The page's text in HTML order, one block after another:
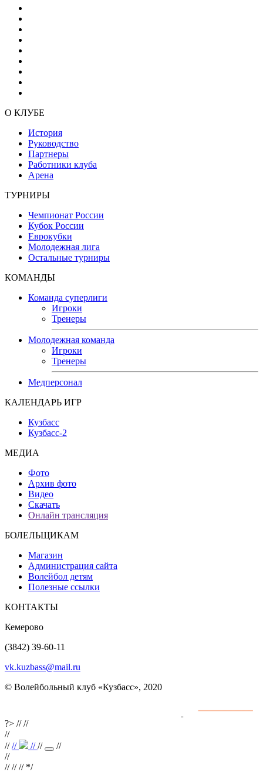
О КЛУБЕ
История
Руководство
Партнеры
Работники клуба
Арена
ТУРНИРЫ
Чемпионат России
Кубок России
Еврокубки
Молодежная лига
Остальные турниры
КОМАНДЫ
Команда суперлиги
Игроки
Тренеры
Молодежная команда
Игроки
Тренеры
Медперсонал
КАЛЕНДАРЬ ИГР
Кузбасс
Кузбасс-2
МЕДИА
Фото
Архив фото
Видео
Скачать
Онлайн трансляция
БОЛЕЛЬЩИКАМ
Магазин
Администрация сайта
Волейбол детям
Полезные ссылки
КОНТАКТЫ
Кемерово
(3842) 39-60-11
vk.kuzbass@mail.ru
© Волейбольный клуб «Кузбасс», 2020
?> ////
//
//// ////
//
//
//// // */